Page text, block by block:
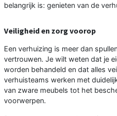
belangrijk is: genieten van de
Veiligheid en zorg voorop
Een verhuizing is meer dan
vertrouwen. Je wilt weten dat je
worden behandeld en dat alles
verhuisteams werken met
van zware meubels tot het
voorwerpen.